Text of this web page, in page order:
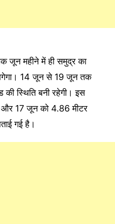
जून महीने में ही समुद्र का
14 जून से 19 जून तक
की स्थिति बनी रहेगी। इस
और 17 जून को 4.86 मीटर
गई है।